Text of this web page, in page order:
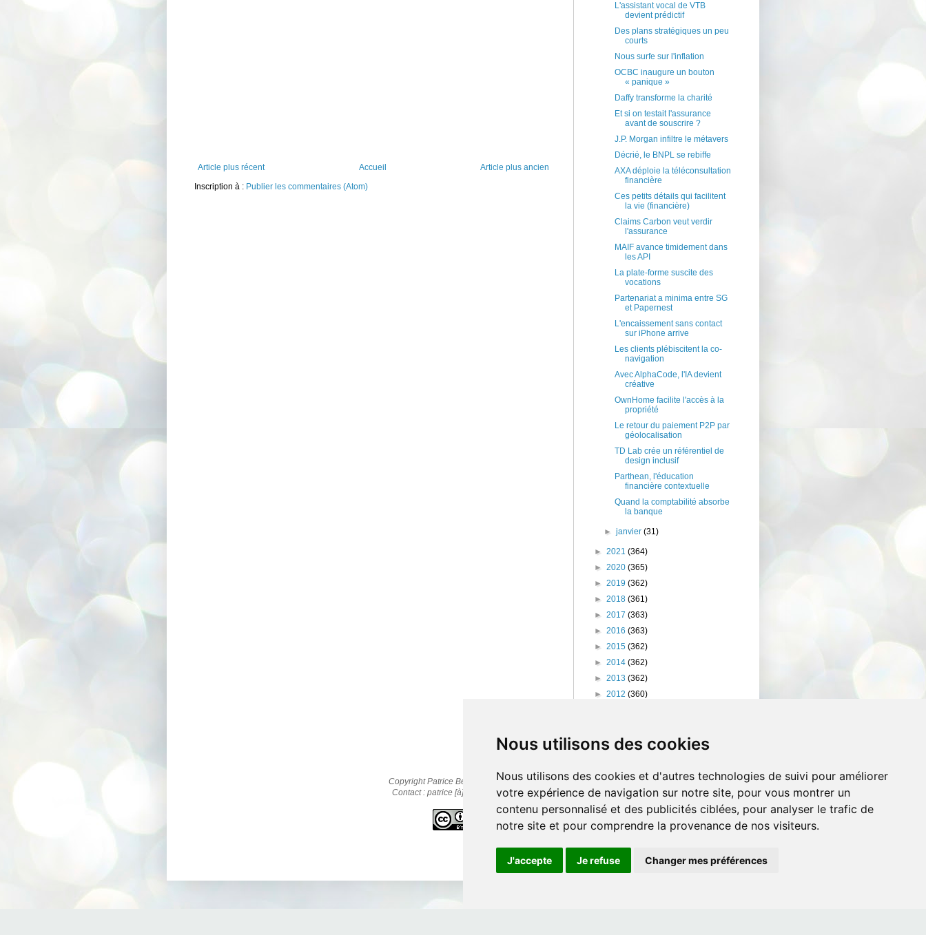
Nous utilisons des cookies
Nous utilisons des cookies et d'autres technologies de suivi pour améliorer
votre expérience de navigation sur notre site, pour vous montrer un
contenu personnalisé et des publicités ciblées, pour analyser le trafic de
notre site et pour comprendre la provenance de nos visiteurs.
J'accepte Je refuse Changer mes préférences
Article plus récent Article plus ancien
Accueil
Inscription à : Publier les commentaires (Atom)
L'assistant vocal de VTB
devient prédictif
Des plans stratégiques un peu
courts
Nous surfe sur l'inflation
OCBC inaugure un bouton
« panique »
Daffy transforme la charité
Et si on testait l'assurance
avant de souscrire ?
J.P. Morgan infiltre le métavers
Décrié, le BNPL se rebiffe
AXA déploie la téléconsultation
financière
Ces petits détails qui facilitent
la vie (financière)
Claims Carbon veut verdir
l'assurance
MAIF avance timidement dans
les API
La plate-forme suscite des
vocations
Partenariat a minima entre SG
et Papernest
L'encaissement sans contact
sur iPhone arrive
Les clients plébiscitent la co-
navigation
Avec AlphaCode, l'IA devient
créative
OwnHome facilite l'accès à la
propriété
Le retour du paiement P2P par
géolocalisation
TD Lab crée un référentiel de
design inclusif
Parthean, l'éducation
financière contextuelle
Quand la comptabilité absorbe
la banque
►janvier(31)
► 2021 (364)
► 2020 (365)
► 2019 (362)
► 2018 (361)
► 2017 (363)
► 2016 (363)
► 2015 (362)
► 2014 (362)
► 2013 (362)
► 2012 (360)
Copyright Patrice Bernard © 2010-2025
Contact : patrice [à] cestpasmonidee.fr